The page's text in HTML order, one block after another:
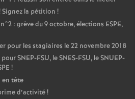
Signez la pétition !
: grève du 9 octobre, élections ESPE,
pour les stagiaires le 22 novembre 2018
pourSNEP-FSU, leSNES-FSU, leSNUEP-
!
en tête
d’activité!